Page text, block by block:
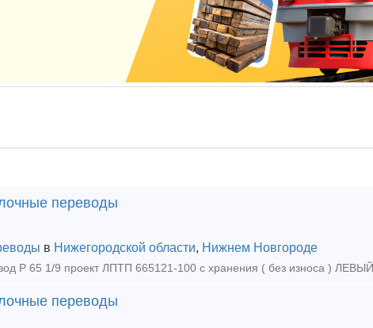
переводы
в Нижегородской области, Нижнем Новгороде
Р 65 1/9 проект ЛПТП 665121-100 с хранения ( без износа ) ЛЕВЫЙ
переводы